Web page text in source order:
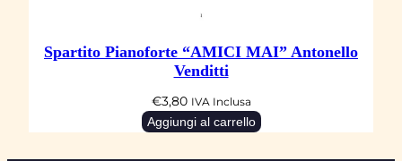
Spartito Pianoforte “AMICI MAI” Antonello
Venditti
€3,80 IVA Inclusa
Aggiungi al carrello